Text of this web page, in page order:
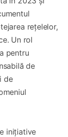
rețelelor,
Un rol
pentru
de
de
inițiative